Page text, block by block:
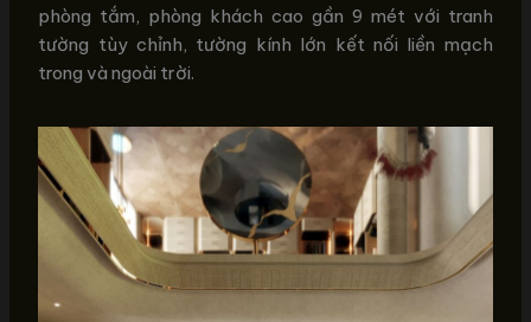
phòng tắm, phòng khách cao gần 9 mét với tranh
tường tùy chỉnh, tường kính lớn kết nối liền mạch
trong và ngoài trời.